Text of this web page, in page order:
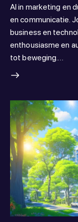
AI in marketing en
en communicatie.
business en
enthousiasme en
tot beweging.…